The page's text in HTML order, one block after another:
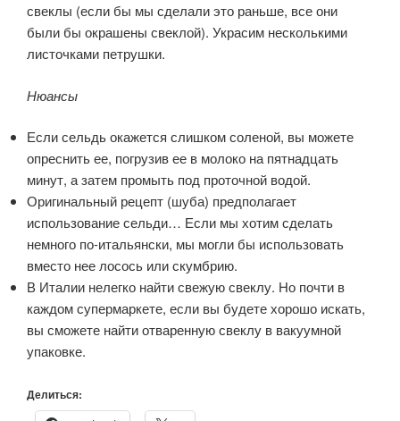
свеклы (если бы мы сделали это раньше, все они
были бы окрашены свеклой). Украсим несколькими
листочками петрушки.
Нюансы
Если сельдь окажется слишком соленой, вы можете
опреснить ее, погрузив ее в молоко на пятнадцать
минут, а затем промыть под проточной водой.
Оригинальный рецепт (шуба) предполагает
использование сельди… Если мы хотим сделать
немного по-итальянски, мы могли бы использовать
вместо нее лосось или скумбрию.
В Италии нелегко найти свежую свеклу. Но почти в
каждом супермаркете, если вы будете хорошо искать,
вы сможете найти отваренную свеклу в вакуумной
упаковке.
Делиться: